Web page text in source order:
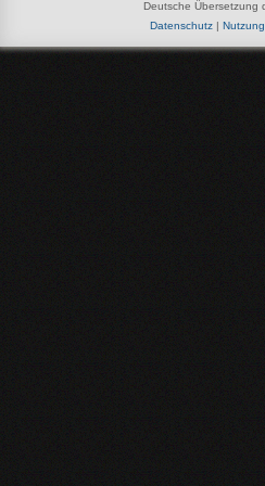
Deutsche Übersetzung
Datenschutz|